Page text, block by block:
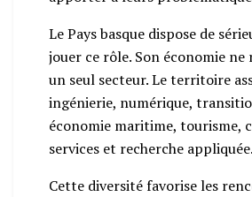
Le Pays basque dispose de
jouer ce rôle. Son économie ne
un seul secteur. Le territoire
ingénierie, numérique,
économie maritime, tourisme,
services et recherche appliquée.
Cette diversité favorise les